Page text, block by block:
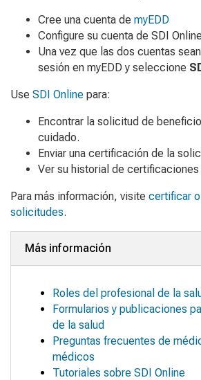
Cree una cuenta de myEDD
Configure su cuenta de SDI
Una vez que las dos cuentas
sesión en myEDD y seleccione
Use SDI Online para:
Encontrar la solicitud de
cuidado.
Enviar una certificación de la
Ver su historial de
Para más información, visite certificar
solicitudes.
Más información
Roles del profesional de la
Formularios y publicaciones
de la salud
Preguntas frecuentes de
médicos
Tutoriales sobre SDI Online